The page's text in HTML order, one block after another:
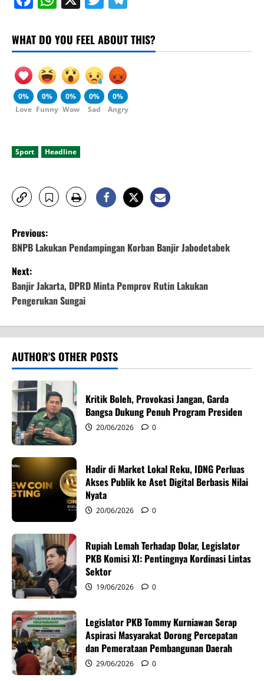
WHAT DO YOU FEEL ABOUT THIS?
0%
Love
0%
Funny
0%
Wow
0%
Sad
0%
Angry
Sport Headline
P
o
s
t
n
a
v
i
g
a
t
i
o
n
Previous:
BNPB Lakukan Pendampingan Korban Banjir Jabodetabek
Next:
Banjir Jakarta, DPRD Minta Pemprov Rutin Lakukan
Pengerukan Sungai
AUTHOR'S OTHER POSTS
Kritik Boleh, Provokasi Jangan, Garda
Bangsa Dukung Penuh Program Presiden
20/06/2026 0
Hadir di Market Lokal Reku, IDNG Perluas
Akses Publik ke Aset Digital Berbasis Nilai
Nyata
20/06/2026 0
Rupiah Lemah Terhadap Dolar, Legislator
PKB Komisi XI: Pentingnya Kordinasi Lintas
Sektor
19/06/2026 0
Legislator PKB Tommy Kurniawan Serap
Aspirasi Masyarakat Dorong Percepatan
dan Pemerataan Pembangunan Daerah
29/06/2026 0